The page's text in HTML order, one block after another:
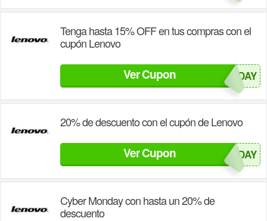
Tenga hasta 15% OFF en tus compras con el
cupón Lenovo
Ver Cupon BLACKFRIDAY
20% de descuento con el cupón de Lenovo
Ver Cupon BLACKFRIDAY
Cyber Monday con hasta un 20% de
descuento